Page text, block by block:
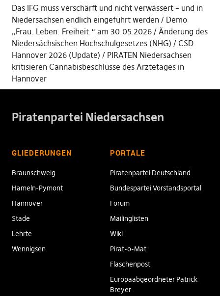
Das IFG muss verschärft und nicht verwässert – und in
Niedersachsen endlich eingeführt werden
Demo
„Frau. Leben. Freiheit.“ am 30.05.2026
Änderung des
Niedersächsischen Hochschulgesetzes (NHG)
CSD
Hannover 2026 (Update)
PIRATEN Niedersachsen
kritisieren Cannabisbeschlüsse des Ärztetages in
Hannover
Piratenpartei Niedersachsen
GLIEDERUNGEN
Braunschweig
Hameln-Pymont
Hannover
Stade
Lehrte
Wennigsen
PORTALE
Piratenpartei Deutschland
Bundespartei Vorstandsportal
Forum
Mailinglisten
Wiki
Pirat-o-Mat
Flaschenpost
Europaabgeordneter Patrick
Breyer